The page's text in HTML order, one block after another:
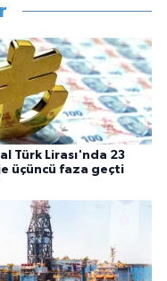
Türk Lirası'nda 23
üçüncü faza geçti